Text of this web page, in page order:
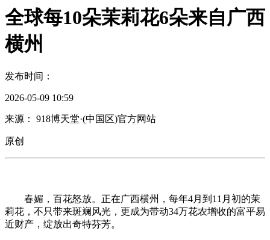
全球每10朵茉莉花6朵来自广西
横州
发布时间：
2026-05-09 10:59
来源： 918博天堂·(中国区)官方网站
原创
春媚，百花怒放。正在广西横州，每年4月到11月初的茉
莉花，不只带来斑斓风光，更成为带动34万花农增收的富平易
近财产，绽放出奇特芬芳。